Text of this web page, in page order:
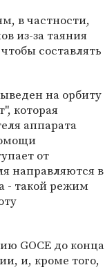
в частности,
из-за таяния
составлять
на орбиту
которая
аппарата
от
направляются в
- такой режим
GOCE до конца
и, кроме того,